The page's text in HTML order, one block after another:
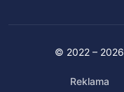
© 2022 – 2026
Reklama